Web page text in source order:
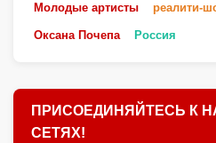
Молодые артисты реалити-
Оксана Почепа Россия
ПРИСОЕДИНЯЙТЕСЬ К
СЕТЯХ!